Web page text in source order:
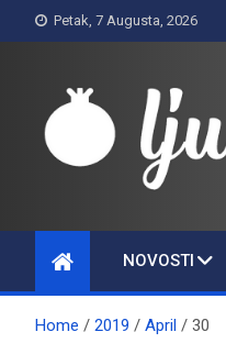
to
Petak, 7 Augusta, 2026
Ljubušaci
NOVOSTI
Home 2019 April 30